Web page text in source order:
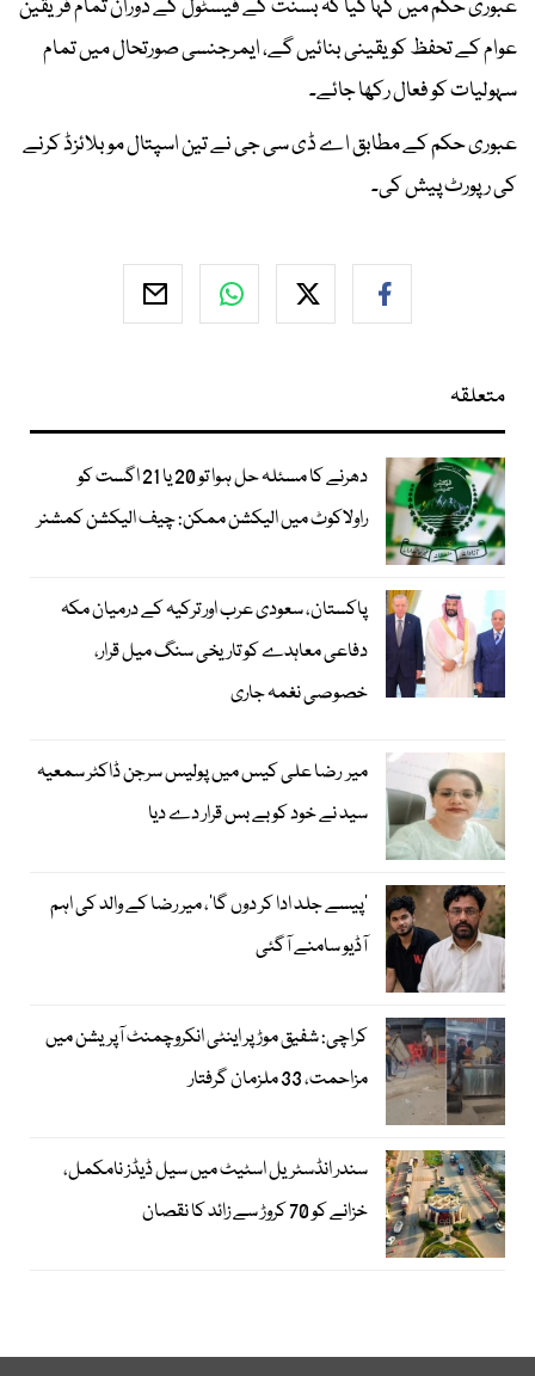
عبوری حکم میں کہا گیا کہ بسنت کے فیسٹول کے دوران تمام فریقین
عوام کے تحفظ کو یقینی بنائیں گے، ایمرجنسی صورتحال میں تمام
سہولیات کو فعال رکھا جائے۔
عبوری حکم کے مطابق اے ڈی سی جی نے تین اسپتال موبلائزڈ کرنے
کی رپورٹ پیش کی۔
متعلقہ
دھرنے کا مسئلہ حل ہوا تو 20 یا 21 اگست کو
راولاکوٹ میں الیکشن ممکن: چیف الیکشن کمشنر
پاکستان، سعودی عرب اور ترکیہ کے درمیان مکہ
دفاعی معاہدے کو تاریخی سنگ میل قرار،
خصوصی نغمہ جاری
میر رضا علی کیس میں پولیس سرجن ڈاکٹر سمعیہ
سید نے خود کو بے بس قرار دے دیا
’پیسے جلد ادا کر دوں گا‘، میر رضا کے والد کی اہم
آڈیو سامنے آگئی
کراچی: شفیق موڑ پر اینٹی انکروچمنٹ آپریشن میں
مزاحمت، 33 ملزمان گرفتار
سندر انڈسٹریل اسٹیٹ میں سیل ڈیڈز نامکمل،
خزانے کو 70 کروڑ سے زائد کا نقصان